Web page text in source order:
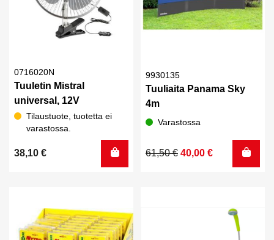
0716020N
Tuuletin Mistral
universal, 12V
Tilaustuote, tuotetta ei
varastossa.
38,10 €
9930135
Tuuliaita Panama Sky
4m
Varastossa
61,50€
Alkuperäinen
40,00 €
Nykyinen